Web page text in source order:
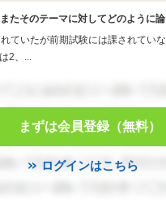
たそのテーマに対してどのように論
ていたが前期試験には課されてい
2、...
まずは会員登録（無料）
ログインはこちら